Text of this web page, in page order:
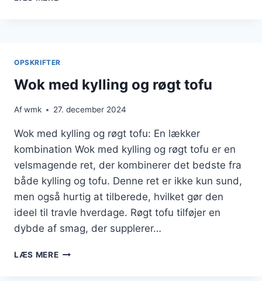
SMAGSOPLEVELSE
OPSKRIFTER
Wok med kylling og røgt tofu
Afwmk 27. december 2024
Wok med kylling og røgt tofu: En lækker
kombination Wok med kylling og røgt tofu er en
velsmagende ret, der kombinerer det bedste fra
både kylling og tofu. Denne ret er ikke kun sund,
men også hurtig at tilberede, hvilket gør den
ideel til travle hverdage. Røgt tofu tilføjer en
dybde af smag, der supplerer…
LÆS MEREWOK